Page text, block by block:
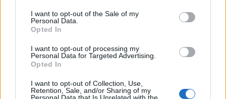
I want to opt-out of the Sale of my
Personal Data.
Opted In
I want to opt-out of processing my
Personal Data for Targeted Advertising.
Opted In
I want to opt-out of Collection, Use,
Retention, Sale, and/or Sharing of my